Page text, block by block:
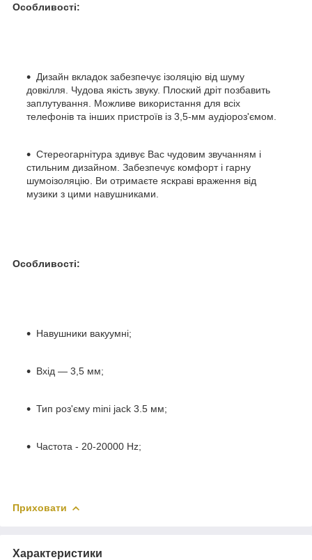
Особливості:
Дизайн вкладок забезпечує ізоляцію від шуму
довкілля. Чудова якість звуку. Плоский дріт позбавить
заплутування. Можливе використання для всіх
телефонів та інших пристроїв із 3,5-мм аудіороз'ємом.
Стереогарнітура здивує Вас чудовим звучанням і
стильним дизайном. Забезпечує комфорт і гарну
шумоізоляцію. Ви отримаєте яскраві враження від
музики з цими навушниками.
Особливості:
Навушники вакуумні;
Вхід — 3,5 мм;
Тип роз'єму mini jack 3.5 мм;
Частота - 20-20000 Hz;
Приховати
Характеристики